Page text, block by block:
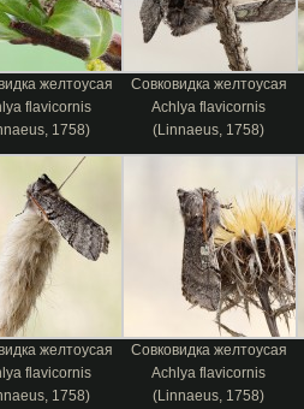
желтоусая
flavicornis
1758)
Совковидка желтоусая
Achlya flavicornis
(Linnaeus, 1758)
желтоусая
flavicornis
1758)
Совковидка желтоусая
Achlya flavicornis
(Linnaeus, 1758)